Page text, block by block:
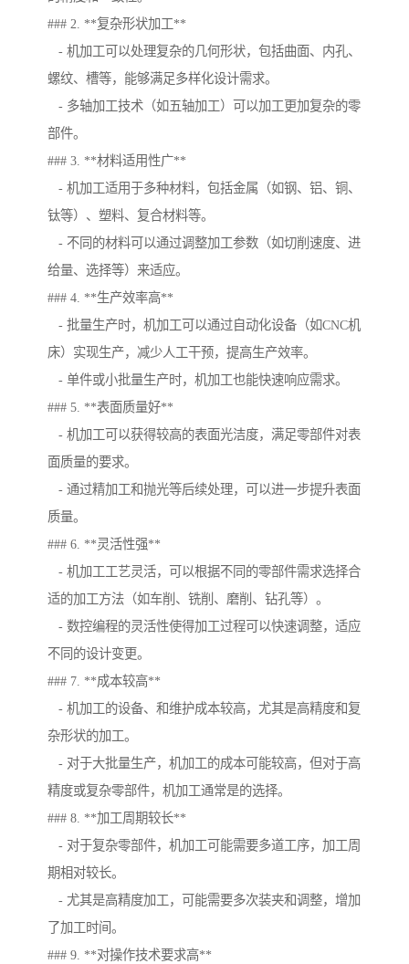
### 2. **复杂形状加工**
- 机加工可以处理复杂的几何形状，包括曲面、内孔、
螺纹、槽等，能够满足多样化设计需求。
- 多轴加工技术（如五轴加工）可以加工更加复杂的零
部件。
### 3. **材料适用性广**
- 机加工适用于多种材料，包括金属（如钢、铝、铜、
钛等）、塑料、复合材料等。
- 不同的材料可以通过调整加工参数（如切削速度、进
给量、选择等）来适应。
### 4. **生产效率高**
- 批量生产时，机加工可以通过自动化设备（如CNC机
床）实现生产，减少人工干预，提高生产效率。
- 单件或小批量生产时，机加工也能快速响应需求。
### 5. **表面质量好**
- 机加工可以获得较高的表面光洁度，满足零部件对表
面质量的要求。
- 通过精加工和抛光等后续处理，可以进一步提升表面
质量。
### 6. **灵活性强**
- 机加工工艺灵活，可以根据不同的零部件需求选择合
适的加工方法（如车削、铣削、磨削、钻孔等）。
- 数控编程的灵活性使得加工过程可以快速调整，适应
不同的设计变更。
### 7. **成本较高**
- 机加工的设备、和维护成本较高，尤其是高精度和复
杂形状的加工。
- 对于大批量生产，机加工的成本可能较高，但对于高
精度或复杂零部件，机加工通常是的选择。
### 8. **加工周期较长**
- 对于复杂零部件，机加工可能需要多道工序，加工周
期相对较长。
- 尤其是高精度加工，可能需要多次装夹和调整，增加
了加工时间。
### 9. **对操作技术要求高**